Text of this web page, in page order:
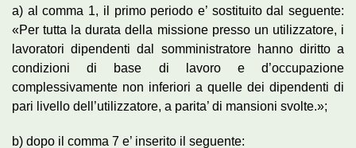
a) al comma 1, il primo periodo e’ sostituito dal seguente:
«Per tutta la durata della missione presso un utilizzatore, i
lavoratori dipendenti dal somministratore hanno diritto a
condizioni di base di lavoro e d’occupazione
complessivamente non inferiori a quelle dei dipendenti di
pari livello dell’utilizzatore, a parita’ di mansioni svolte.»;
b) dopo il comma 7 e’ inserito il seguente: